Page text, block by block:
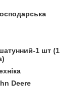
1 шт (1
Deere